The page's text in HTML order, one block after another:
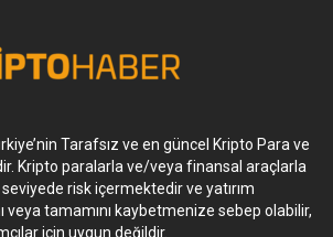
Tarafsız ve en güncel Kripto Para ve
Kripto paralarla ve/veya finansal araçlarla
risk içermektedir ve yatırım
veya tamamını kaybetmenize sebep olabilir,
için uygun değildir.